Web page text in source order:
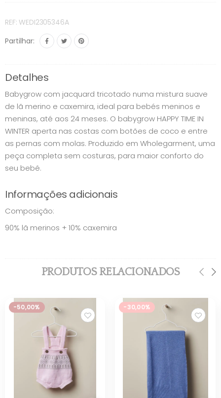
REF: WEDI2305346A
Partilhar:
Detalhes
Babygrow com jacquard tricotado numa mistura suave
de lã merino e caxemira, ideal para bebés meninos e
meninas, até aos 24 meses. O babygrow HAPPY TIME IN
WINTER aperta nas costas com botões de coco e entre
as pernas com molas. Produzido em Wholegarment, uma
peça completa sem costuras, para maior conforto do
seu bebé.
Informações adicionais
Composição:
90% lã merinos + 10% caxemira
PRODUTOS RELACIONADOS
-50,00% -30,00%